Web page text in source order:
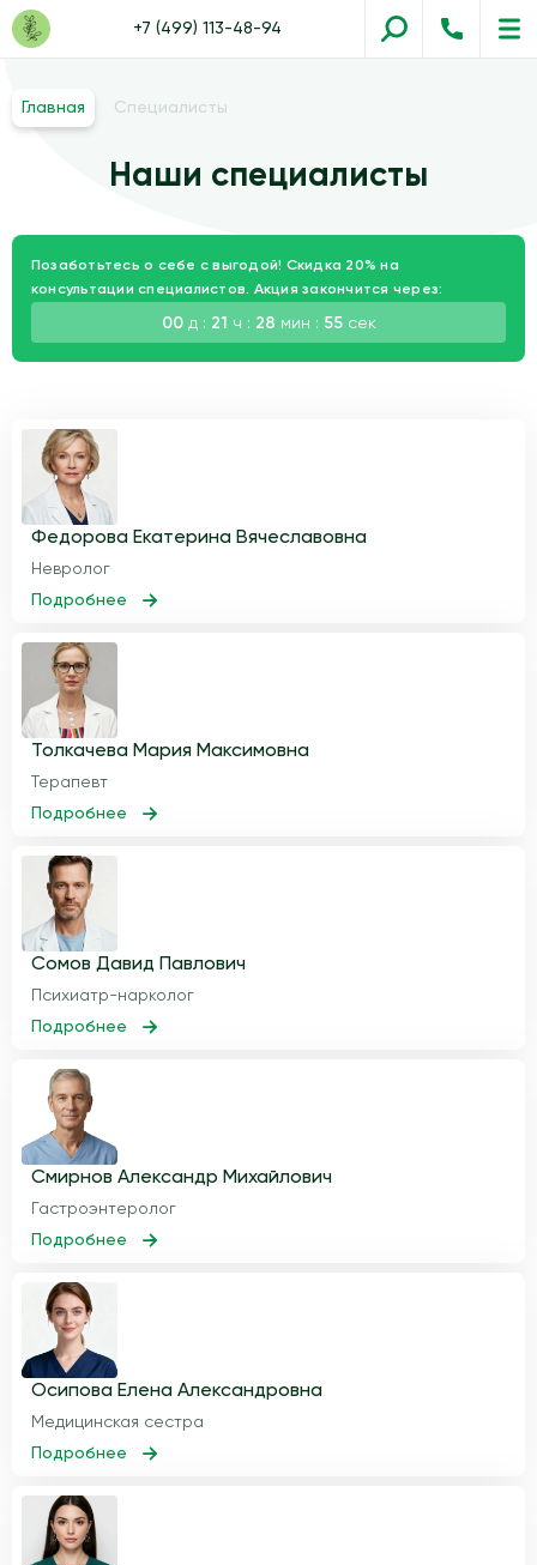
+7 (499) 113-48-94
Главная Специалисты
Наши специалисты
Позаботьтесь о себе с выгодой! Скидка 20% на
консультации специалистов. Акция закончится через:
00д : 21 ч : 28мин : 54 сек
Федорова Екатерина Вячеславовна
Невролог
Подробнее
Толкачева Мария Максимовна
Терапевт
Подробнее
Сомов Давид Павлович
Психиатр-нарколог
Подробнее
Смирнов Александр Михайлович
Гастроэнтеролог
Подробнее
Осипова Елена Александровна
Медицинская сестра
Подробнее